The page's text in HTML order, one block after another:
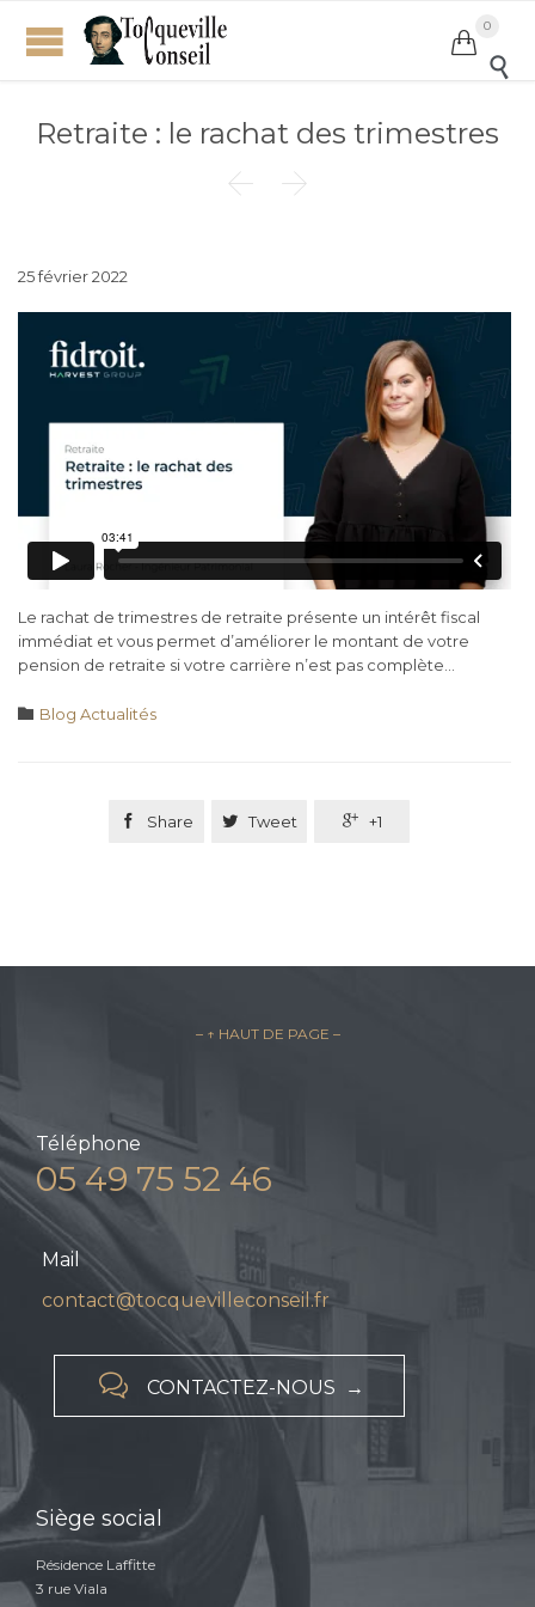

0

Retraite : le rachat des trimestres
 
25 février 2022
Le rachat de trimestres de retraite présente un intérêt fiscal
immédiat et vous permet d’améliorer le montant de votre
pension de retraite si votre carrière n’est pas complète…
 Category
Blog Actualités
 Share  Tweet  +1
– ↑ HAUT DE PAGE –
Téléphone
05 49 75 52 46
Mail
contact@tocquevilleconseil.fr
 CONTACTEZ-NOUS →
Siège social
Résidence Laffitte
3 rue Viala